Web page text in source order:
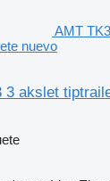
AMT
nuevo
3 akslet